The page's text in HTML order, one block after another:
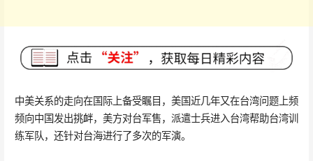
中美关系的走向在国际上备受瞩目，美国近几年又在台湾问题上频
频向中国发出挑衅，美方对台军售，派遣士兵进入台湾帮助台湾训
练军队，还针对台海进行了多次的军演。